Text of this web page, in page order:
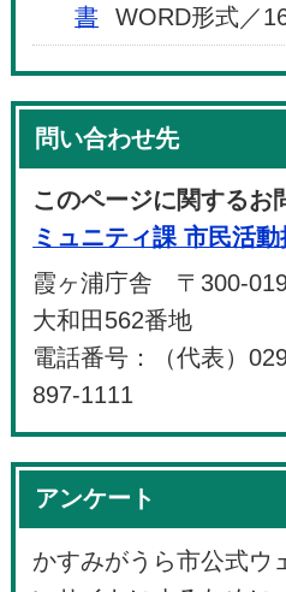
書
WORD形式／
問い合わせ先
このページに関するお
ミュニティ課 市民活動
霞ヶ浦庁舎 〒300-
大和田562番地
電話番号：（代表）
897-1111
アンケート
かすみがうら市公式ウ